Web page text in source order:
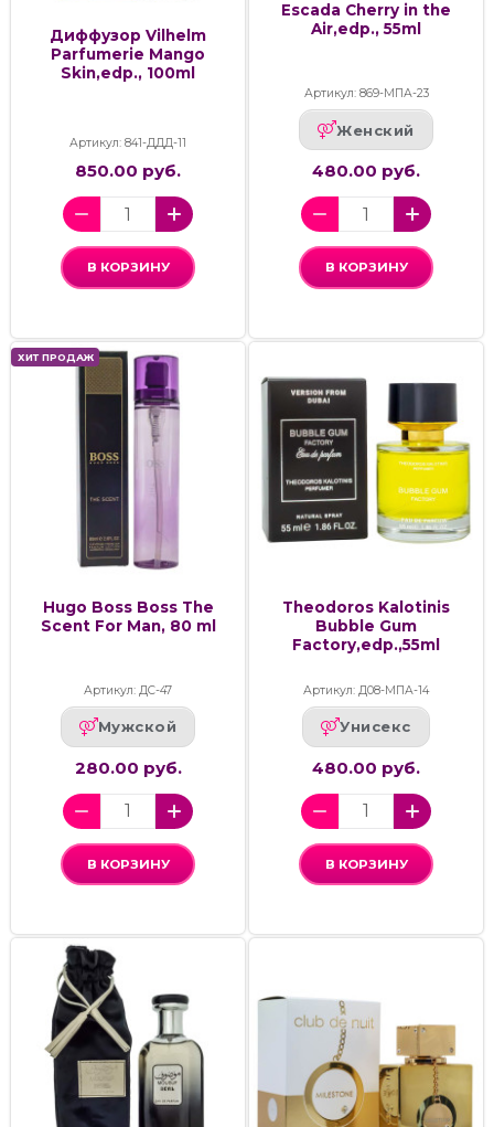
Диффузор Vilhelm
Parfumerie Mango
Skin,edp., 100ml
Артикул: 841-ДДД-11
850.00 руб.
В КОРЗИНУ
Escada Cherry in the
Air,edp., 55ml
Артикул: 869-МПА-23
Женский
480.00 руб.
В КОРЗИНУ
ХИТ ПРОДАЖ
Hugo Boss Boss The
Scent For Man, 80 ml
Артикул: ДС-47
Мужской
280.00 руб.
В КОРЗИНУ
Theodoros Kalotinis
Bubble Gum
Factory,edp.,55ml
Артикул: Д08-МПА-14
Унисекс
480.00 руб.
В КОРЗИНУ